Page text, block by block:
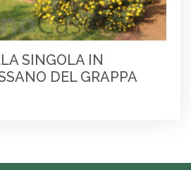
SINGOLA IN
DEL GRAPPA